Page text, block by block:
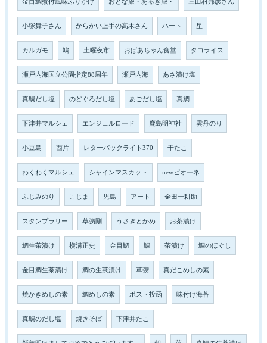
金目鯛煮付風味ふりかけ おとな旅・あるき旅・ 三田村邦彦さん
小塚舞子さん からかい上手の高木さん ハート 星
カルガモ 鳩 土曜夜市 おばあちゃん食堂 タコライス
瀬戸内海国立公園指定88周年 瀬戸内海 あさ漬け塩
真鯛だし塩 のどぐろだし塩 あごだし塩 真鯛
下津井マルシェ エンジェルロード 鹿島明神社 雲丹のり
小豆島 西片 レターパックライト370 干たこ
わくわくマルシェ シャインマスカット newピオーネ
ふじみのり こじま 児島 アート 金田一耕助
スタンプラリー 草彅剛 うさぎとかめ お茶漬け
鯛生茶漬け 横溝正史 金目鯛 鯛 茶漬け 鯛のほぐし
金目鯛生茶漬け 鯛の生茶漬け 草彅 真だこめしの素
焼かきめしの素 鯛めしの素 ポスト投函 味付け海苔
真鯛のだし塩 焼きそば 下津井たこ